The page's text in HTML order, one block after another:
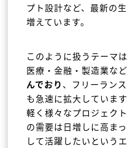
プト設計など、最新の
増えています。
このように扱うテーマ
医療・金融・製造業など
んでおり 、フリーラン
も急速に拡大していま
軽く様々なプロジェク
の需要は日増しに高ま
して活躍したいという